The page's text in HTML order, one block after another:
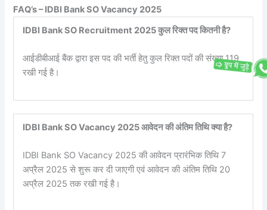
FAQ’s – IDBI Bank SO Vacancy 2025
IDBI Bank SO Recruitment 2025 कुल रिक्त पद कितनी है?
आईडीबीआई बैंक द्वारा इस पद की भर्ती हेतु कुल रिक्त पदों की संख्या 119
रखी गई है।
IDBI Bank SO Vacancy 2025 आवेदन की अंतिम तिथि क्या है?
IDBI Bank SO Vacancy 2025 की आवेदन प्रारंभिक तिथि 7
अप्रैल 2025 से शुरू कर दी जाएगी एवं आवेदन की अंतिम तिथि 20
अप्रैल 2025 तक रखी गई है।